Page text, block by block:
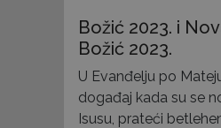
Božić 2023. i
Božić 2023.
U Evanđelju po
događaj kada su se
Isusu, prateći